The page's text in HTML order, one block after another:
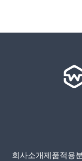
회사소개제품적용